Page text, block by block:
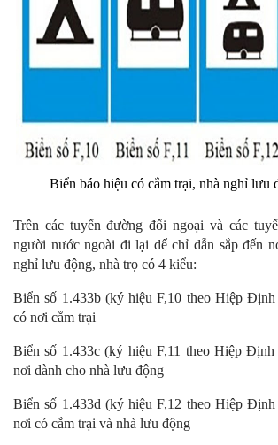
Biển báo hiệu có cắm trại, nhà nghỉ lưu
Trên các tuyến đường đối ngoại và các
người nước ngoài đi lại dể chỉ dẫn sắp đến
nghỉ lưu động, nhà trọ có 4 kiểu:
Biển số 1.433b (ký hiệu F,10 theo Hiệp
có nơi cắm trại
Biển số 1.433c (ký hiệu F,11 theo Hiệp
nơi dành cho nhà lưu động
Biển số 1.433d (ký hiệu F,12 theo Hiệp
nơi có cắm trại và nhà lưu động